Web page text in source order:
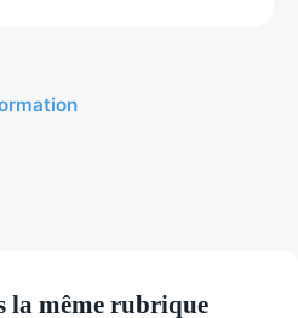
même rubrique